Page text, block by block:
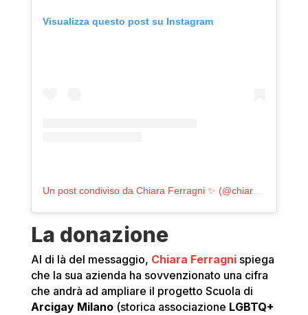
Visualizza questo post su Instagram
Un post condiviso da Chiara Ferragni ✨ (@chiaraferragni)
La donazione
Al di là del messaggio, Chiara Ferragnispiega
che la sua azienda ha sovvenzionato una cifra
che andrà ad ampliare il progetto Scuola di
Arcigay Milano(storica associazione LGBTQ+